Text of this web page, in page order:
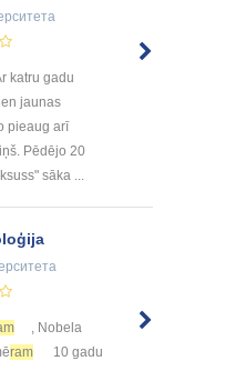
katru gadu
jaunas
pieaug arī
Pēdējo 20
sāka ...
, Nobela
ram
10 gadu